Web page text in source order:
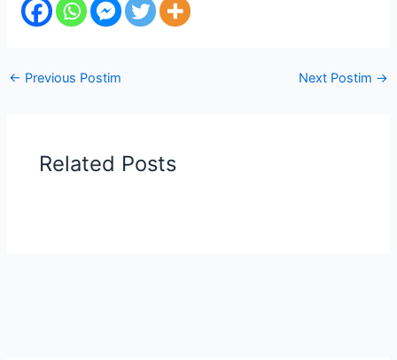
← Previous Postim Next Postim →
Related Posts